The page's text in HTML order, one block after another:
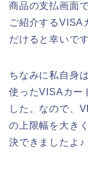
商品の支払画面
ご紹介するVISA
だけると幸いです
ちなみに私自身
使ったVISAカー
した。なので、
の上限幅を大き
決できましたよ♪